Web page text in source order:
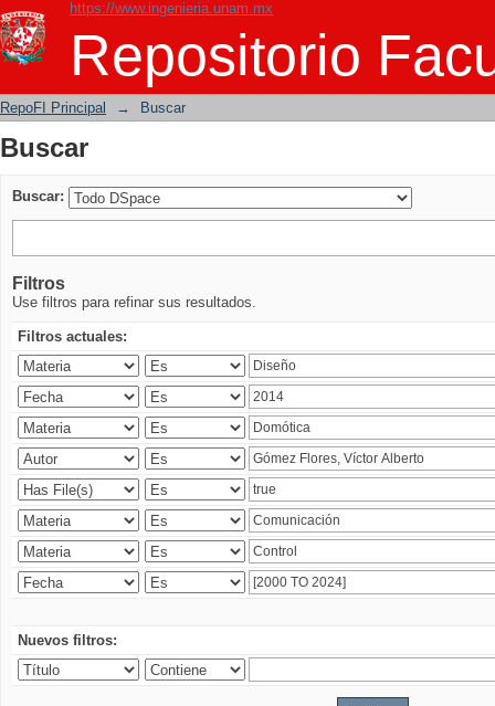
https://www.ingenieria.unam.mx
Repositorio
Buscar
RepoFI Principal → Buscar
Buscar
Buscar:
Filtros
Use filtros para refinar sus resultados.
Filtros actuales:
Nuevos filtros: